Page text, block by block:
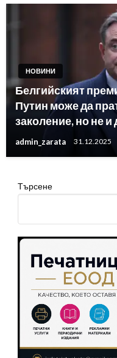
НОВИНИ
Белгийският
Путин може да
заколение, но не и
admin_zarata 31.12.2025
Търсене